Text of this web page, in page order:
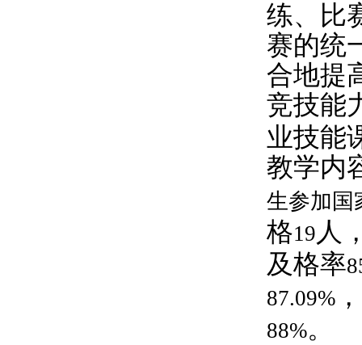
练、比
赛的统
合地提
竞技能
业技能
教学内
生参加国
格19 人
及格率
87.09%
88%。